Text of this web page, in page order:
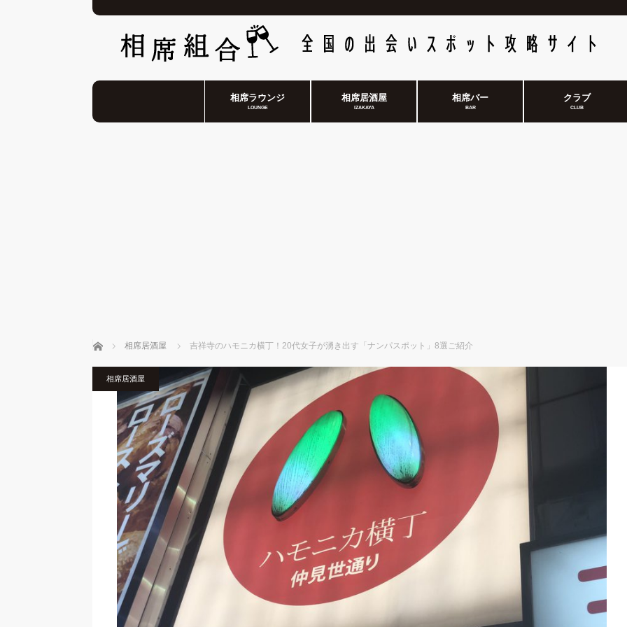
相席ラウンジ
LOUNGE
相席居酒屋
IZAKAYA
相席バー
BAR
クラブ
CLUB
ホーム 相席居酒屋 吉祥寺のハモニカ横丁！20代女子が湧き出す「ナンパスポット」8選ご紹介
相席居酒屋